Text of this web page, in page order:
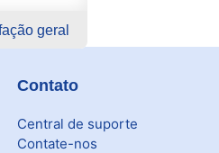
geral
Contato
Central de suporte
Contate-nos